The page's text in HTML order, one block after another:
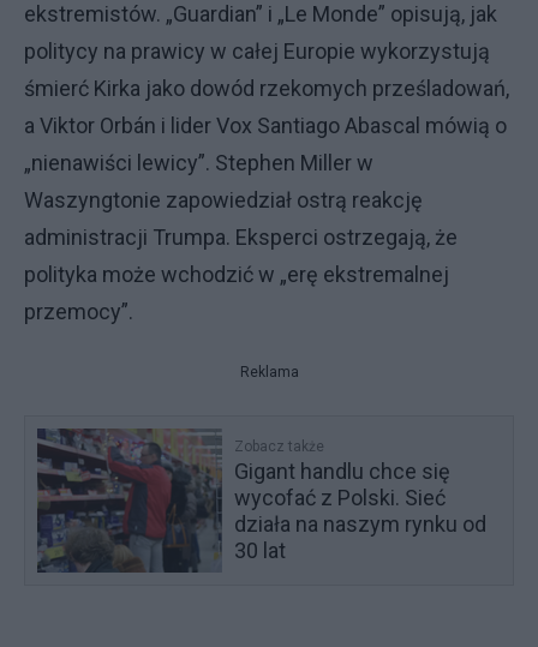
ekstremistów. „Guardian” i „Le Monde” opisują, jak
politycy na prawicy w całej Europie wykorzystują
śmierć Kirka jako dowód rzekomych prześladowań,
a Viktor Orbán i lider Vox Santiago Abascal mówią o
„nienawiści lewicy”. Stephen Miller w
Waszyngtonie zapowiedział ostrą reakcję
administracji Trumpa. Eksperci ostrzegają, że
polityka może wchodzić w „erę ekstremalnej
przemocy”.
Reklama
Zobacz także
Gigant handlu chce się
wycofać z Polski. Sieć
działa na naszym rynku od
30 lat